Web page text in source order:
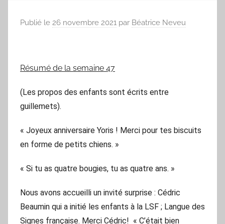
Publié le 26 novembre 2021 par Béatrice Neveu
Résumé de la semaine 47
(Les propos des enfants sont écrits entre
guillemets).
« Joyeux anniversaire Yoris ! Merci pour tes biscuits
en forme de petits chiens. »
« Si tu as quatre bougies, tu as quatre ans. »
Nous avons accueilli un invité surprise : Cédric
Beaumin qui a initié les enfants à la LSF ; Langue des
Signes française. Merci Cédric! « C’était bien